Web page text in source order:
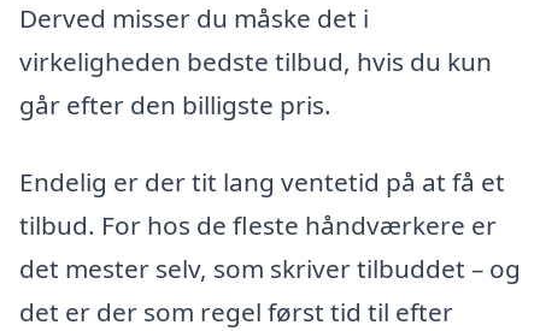
Derved misser du måske det i
virkeligheden bedste tilbud, hvis du kun
går efter den billigste pris.
Endelig er der tit lang ventetid på at få et
tilbud. For hos de fleste håndværkere er
det mester selv, som skriver tilbuddet – og
det er der som regel først tid til efter